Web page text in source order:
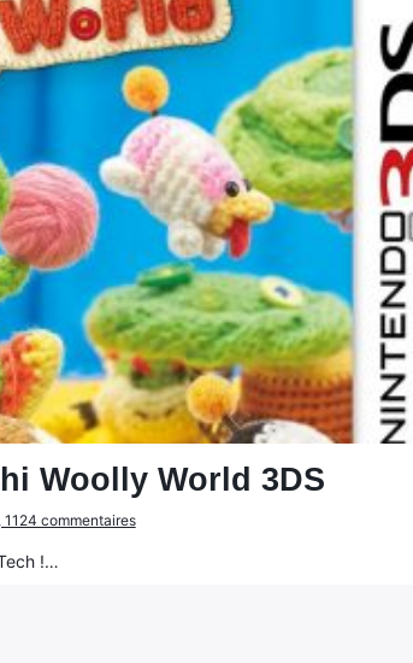
Woolly World 3DS
commentaires
!…